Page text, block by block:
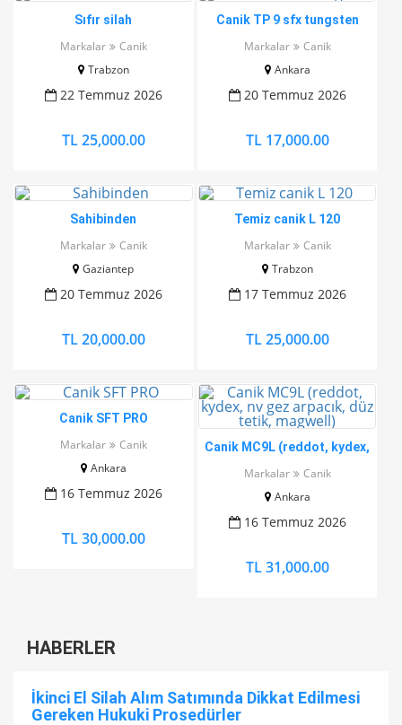
Sıfır silah
Markalar
Canik
Trabzon
22 Temmuz 2026
TL 25,000.00
Canik TP 9 sfx tungsten
Markalar
Canik
Ankara
20 Temmuz 2026
TL 17,000.00
Sahibinden
Markalar
Canik
Gaziantep
20 Temmuz 2026
TL 20,000.00
Temiz canik L 120
Markalar
Canik
Trabzon
17 Temmuz 2026
TL 25,000.00
Canik SFT PRO
Markalar
Canik
Ankara
16 Temmuz 2026
TL 30,000.00
Canik MC9L (reddot, kydex,
Markalar
Canik
Ankara
16 Temmuz 2026
TL 31,000.00
HABERLER
İkinci El Silah Alım Satımında Dikkat Edilmesi
Gereken Hukuki Prosedürler